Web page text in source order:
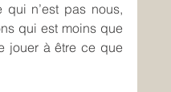
qui n’est pas nous,
qui est moins que
jouer à être ce que